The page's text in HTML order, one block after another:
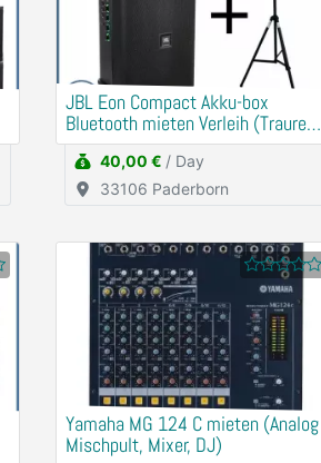
JBL Eon Compact Akku-box
Bluetooth mieten Verleih (Traurede,
Demo)
40,00 € / Day
33106 Paderborn
Yamaha MG 124 C mieten (Analog
Mischpult, Mixer, DJ)